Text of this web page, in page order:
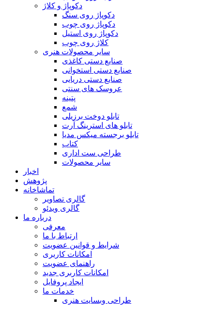
دکوپاژ و کلاژ
دکوپاژ روی سنگ
دکوپاژ روی چوب
دکوپاژ روی استیل
کلاژ روی چوب
سایر محصولات هنری
صنایع دستی کاغذی
صنایع دستی استخوانی
صنایع دستی دریایی
عروسک های سنتی
پتینه
شمع
تابلو دوخت برزیلی
تابلو های استرینگ آرت
تابلو برجسته میکس مدیا
کتاب
طراحی ست اداری
سایر محصولات
اخبار
پژوهش
تماشاخانه
گالری تصاویر
گالری ویدئو
درباره ما
معرفی
ارتباط با ما
شرایط و قوانین عضویت
امکانات کاربری
راهنمای عضویت
امکانات کاربری جدید
ایجاد پروفایل
خدمات ما
طراحی وبسایت هنری